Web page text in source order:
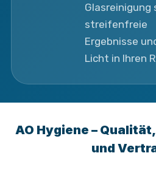
streifenfreie
Ergebnisse
Licht in Ihren
AO Hygiene –
und